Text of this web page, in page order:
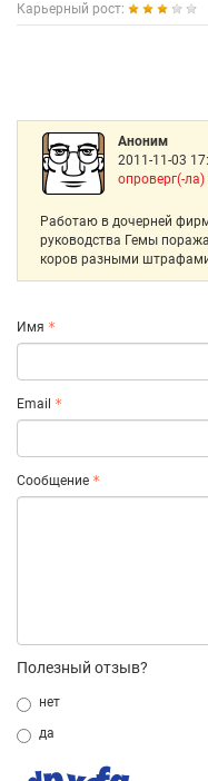
Карьерный рост:
Аноним
2011-11-03
опроверг(-
Работаю в дочерней
руководства Гемы
коров разными
Имя
Email
Сообщение
Полезный отзыв?
нет
да